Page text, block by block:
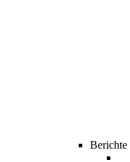
Berichte